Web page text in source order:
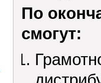
По
смогут: